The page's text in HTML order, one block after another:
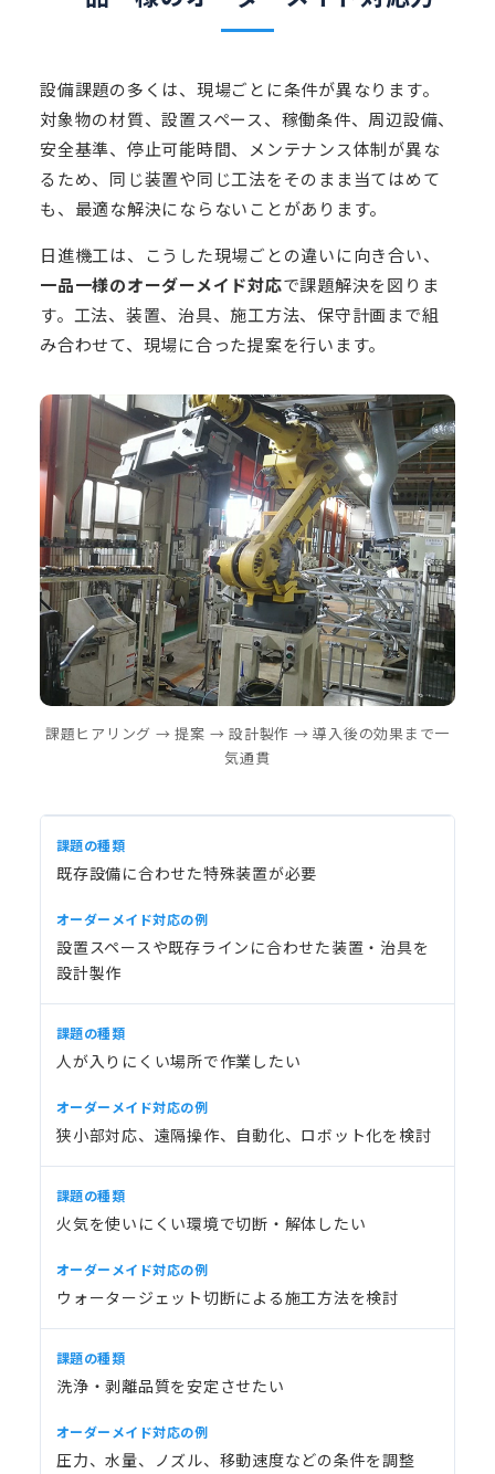
設備課題の多くは、現場ごとに条件が異なります。
対象物の材質、設置スペース、稼働条件、周辺設備、
安全基準、停止可能時間、メンテナンス体制が異な
るため、同じ装置や同じ工法をそのまま当てはめて
も、最適な解決にならないことがあります。
日進機工は、こうした現場ごとの違いに向き合い、
一品一様のオーダーメイド対応で課題解決を図りま
す。工法、装置、治具、施工方法、保守計画まで組
み合わせて、現場に合った提案を行います。
課題ヒアリング → 提案 → 設計製作 → 導入後の効果まで一
気通貫
既存設備に合わせた特殊装置が必要
設置スペースや既存ラインに合わせた装置・治具を
設計製作
人が入りにくい場所で作業したい
狭小部対応、遠隔操作、自動化、ロボット化を検討
火気を使いにくい環境で切断・解体したい
ウォータージェット切断による施工方法を検討
洗浄・剥離品質を安定させたい
圧力、水量、ノズル、移動速度などの条件を調整